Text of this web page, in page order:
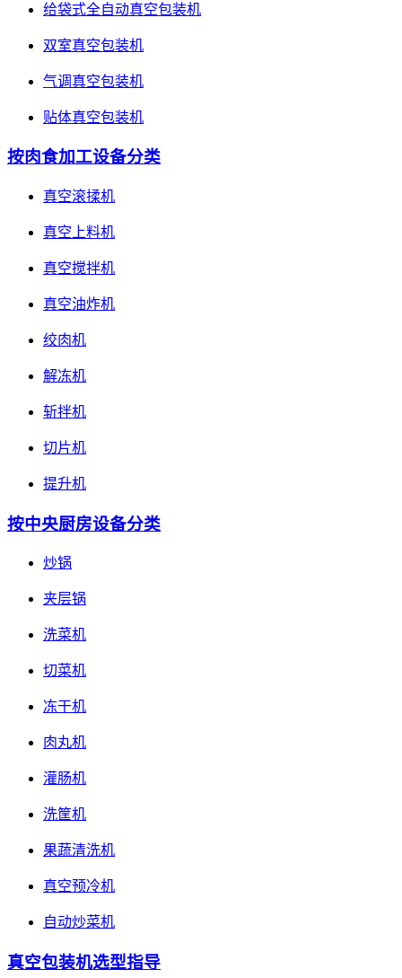
给袋式全自动真空包装机
双室真空包装机
气调真空包装机
贴体真空包装机
按肉食加工设备分类
真空滚揉机
真空上料机
真空搅拌机
真空油炸机
绞肉机
解冻机
斩拌机
切片机
提升机
按中央厨房设备分类
炒锅
夹层锅
洗菜机
切菜机
冻干机
肉丸机
灌肠机
洗筐机
果蔬清洗机
真空预冷机
自动炒菜机
真空包装机选型指导